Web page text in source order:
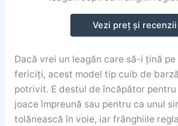
Vezi preț și recenzii
Dacă vrei un leagăn care să-i țină
fericiți, acest model tip cuib de
potrivit. E destul de încăpător
joace împreună sau pentru ca unul
tolănească în voie, iar frânghiile